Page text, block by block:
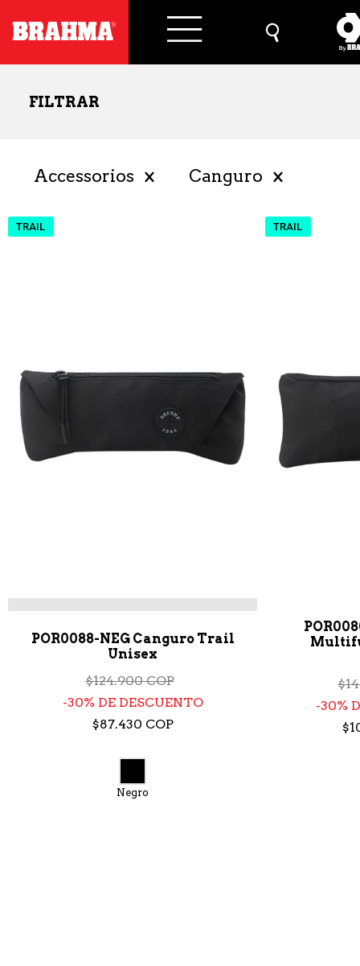
FILTRAR
Accessorios Canguro
TRAIL
POR0088-NEG Canguro Trail
Unisex
$124.900 COP
30% DE DESCUENTO
$87.430 COP
Negro
TRAIL
30%